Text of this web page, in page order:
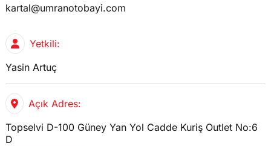
kartal@umranotobayi.com
Yetkili:
Yasin Artuç
Açık Adres:
Topselvi D-100 Güney Yan Yol Cadde Kuriş Outlet No:6
D